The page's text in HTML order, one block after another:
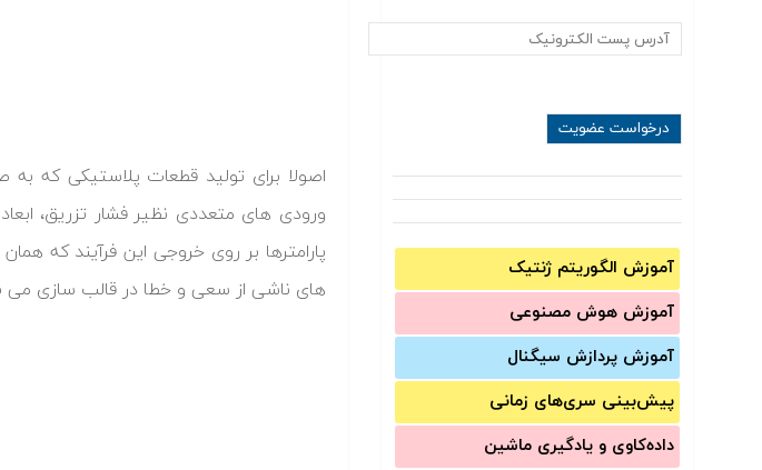
آموزش الگوریتم ژنتیک
آموزش‌ هوش مصنوعی
آموزش‌ پردازش سیگنال
پیش‌‌بینی سری‌‌های زمانی
داده‌کاوی و یادگیری ماشین
اصولا برای تولید قطعات پلاستیکی که
ورودی های متعددی نظیر فشار تزریق،
پارامترها بر روی خروجی این فرآیند که
های ناشی از سعی و خطا در قالب سازی می